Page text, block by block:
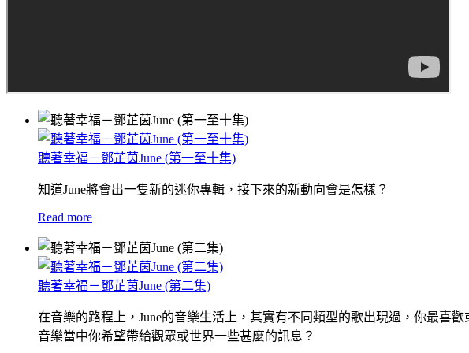
聽著幸福－鄧芷茵June (第一至十集)
知道June將會出一隻新的迷你專輯，接下來的新動向會是怎樣？
Read more
聽著幸福－鄧芷茵June (第二集)
在音樂的路程上，June的音樂生活上，其實有不同類型的歌出現過，你最喜
音樂當中你希望帶給觀眾或世界一些甚麼的訊息？